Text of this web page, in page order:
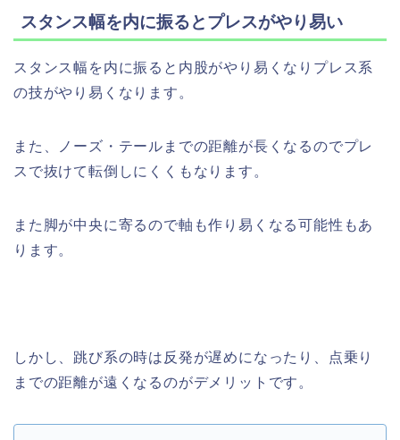
スタンス幅を内に振るとプレスがやり易い
スタンス幅を内に振ると内股がやり易くなりプレス系
の技がやり易くなります。
また、ノーズ・テールまでの距離が長くなるのでプレ
スで抜けて転倒しにくくもなります。
また脚が中央に寄るので軸も作り易くなる可能性もあ
ります。
しかし、跳び系の時は反発が遅めになったり、点乗り
までの距離が遠くなるのがデメリットです。